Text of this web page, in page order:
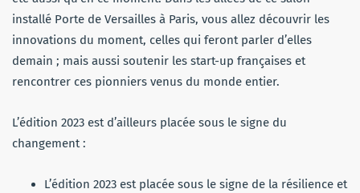
installé Porte de Versailles à Paris, vous allez découvrir les
innovations du moment, celles qui feront parler d’elles
demain ; mais aussi soutenir les start-up françaises et
rencontrer ces pionniers venus du monde entier.
L’édition 2023 est d’ailleurs placée sous le signe du
changement :
L’édition 2023 est placée sous le signe de la résilience et